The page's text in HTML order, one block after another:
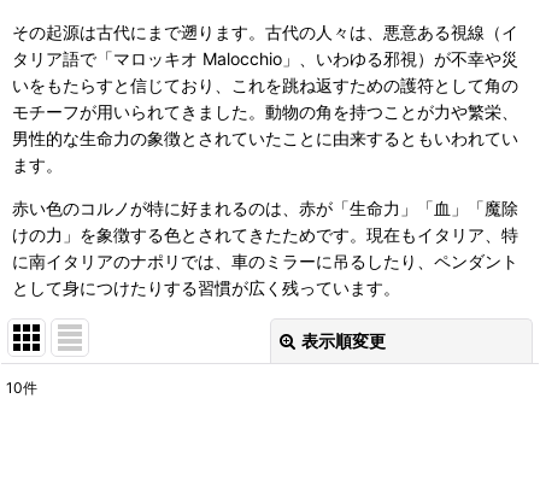
その起源は古代にまで遡ります。古代の人々は、悪意ある視線（イ
タリア語で「マロッキオ Malocchio」、いわゆる邪視）が不幸や災
いをもたらすと信じており、これを跳ね返すための護符として角の
モチーフが用いられてきました。動物の角を持つことが力や繁栄、
男性的な生命力の象徴とされていたことに由来するともいわれてい
ます。
赤い色のコルノが特に好まれるのは、赤が「生命力」「血」「魔除
けの力」を象徴する色とされてきたためです。現在もイタリア、特
に南イタリアのナポリでは、車のミラーに吊るしたり、ペンダント
として身につけたりする習慣が広く残っています。
表示順変更
10件